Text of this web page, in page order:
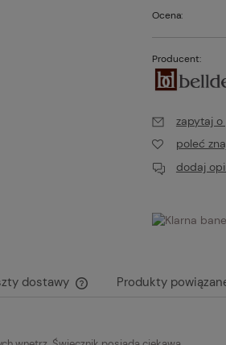
Ocena:
Producent:
zapytaj
poleć
dodaj
dostawy
płatności
Produkty